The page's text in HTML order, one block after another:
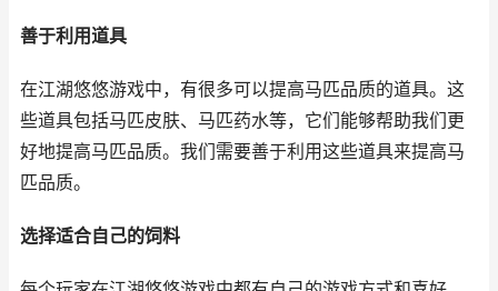
善于利用道具
在江湖悠悠游戏中，有很多可以提高马匹品质的道具。这
些道具包括马匹皮肤、马匹药水等，它们能够帮助我们更
好地提高马匹品质。我们需要善于利用这些道具来提高马
匹品质。
选择适合自己的饲料